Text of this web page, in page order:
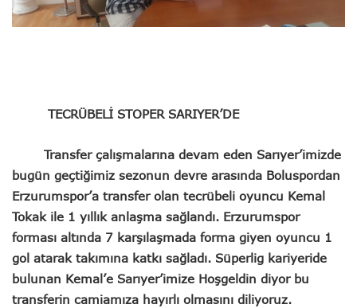
TECRÜBELİ STOPER SARIYER’DE
Transfer çalışmalarına devam eden Sarıyer’imizde
bugün geçtiğimiz sezonun devre arasında Boluspordan
Erzurumspor’a transfer olan tecrübeli oyuncu Kemal
Tokak ile 1 yıllık anlaşma sağlandı. Erzurumspor
forması altında 7 karşılaşmada forma giyen oyuncu 1
gol atarak takımına katkı sağladı. Süperlig kariyeride
bulunan Kemal’e Sarıyer’imize Hoşgeldin diyor bu
transferin camiamıza hayırlı olmasını diliyoruz.